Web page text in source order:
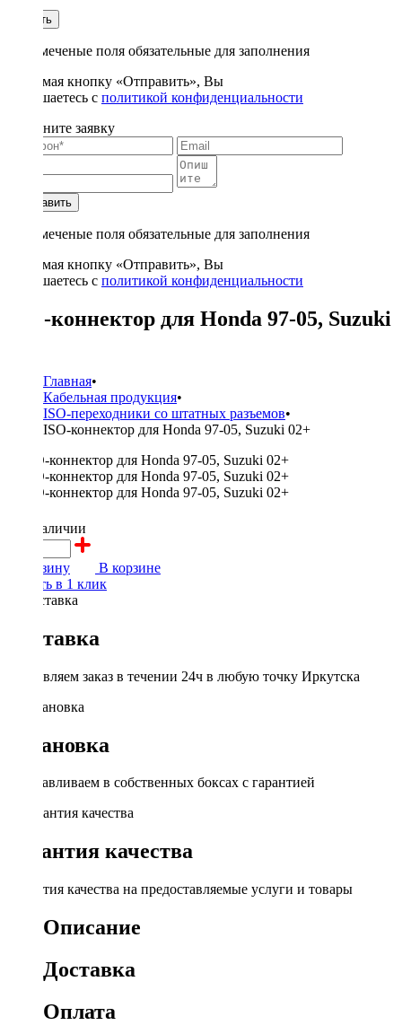
Купить
* - отмеченые поля обязательные для заполнения
Нажимая кнопку «Отправить», Вы
соглашаетесь с политикой конфиденциальности
Заполните заявку
Отправить
* - отмеченые поля обязательные для заполнения
Нажимая кнопку «Отправить», Вы
соглашаетесь с политикой конфиденциальности
ISO-коннектор для Honda 97-05, Suzuki
Главная•
Кабельная продукция•
ISO-переходники со штатных разъемов•
ISO-коннектор для Honda 97-05, Suzuki 02+
в наличии
В корзину
В корзине
Купить в 1 клик
Доставка
Доставляем заказ в течении 24ч в любую точку Иркутска
Установка
Устанавливаем в собственных боксах с гарантией
Гарантия качества
Гарантия качества на предоставляемые услуги и товары
Описание
Доставка
Оплата